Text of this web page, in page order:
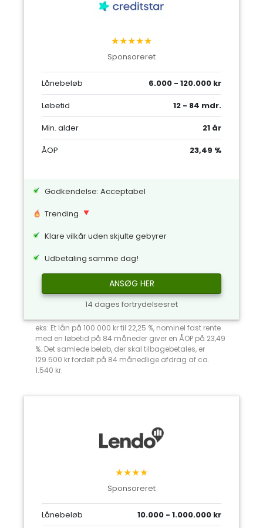
★★★★★
Sponsoreret
Lånebeløb
6.000 - 120.000 kr
Løbetid
12 - 84 mdr.
Min. alder
21 år
ÅOP
23,49 %
Godkendelse: Acceptabel
Trending
Klare vilkår uden skjulte gebyrer
Udbetaling samme dag!
ANSØG HER
14 dages fortrydelsesret
eks: Et lån på 100.000 kr til 22,25 %, nominel fast rente
med en løbetid på 84 måneder giver en ÅOP på 23,49
%. Det samlede beløb, der skal tilbagebetales, er
129.500 kr fordelt på 84 månedlige afdrag af ca.
1.540 kr.
★★★★
Sponsoreret
Lånebeløb 10.000 - 1.000.000 kr